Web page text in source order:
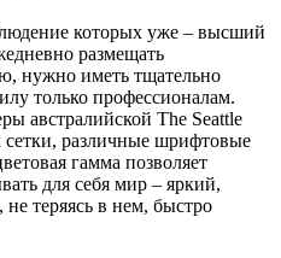
которых уже – высший
размещать
нужно иметь тщательно
только профессионалам.
австралийской The Seattle
сетки, различные шрифтовые
гамма позволяет
для себя мир – яркий,
теряясь в нем, быстро